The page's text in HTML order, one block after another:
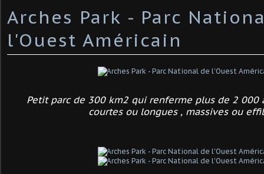
Arches Park - Parc
l'Ouest Américain
Petit parc de 300 km2 qui renferme plus de 2 000
courtes ou longues , massives ou